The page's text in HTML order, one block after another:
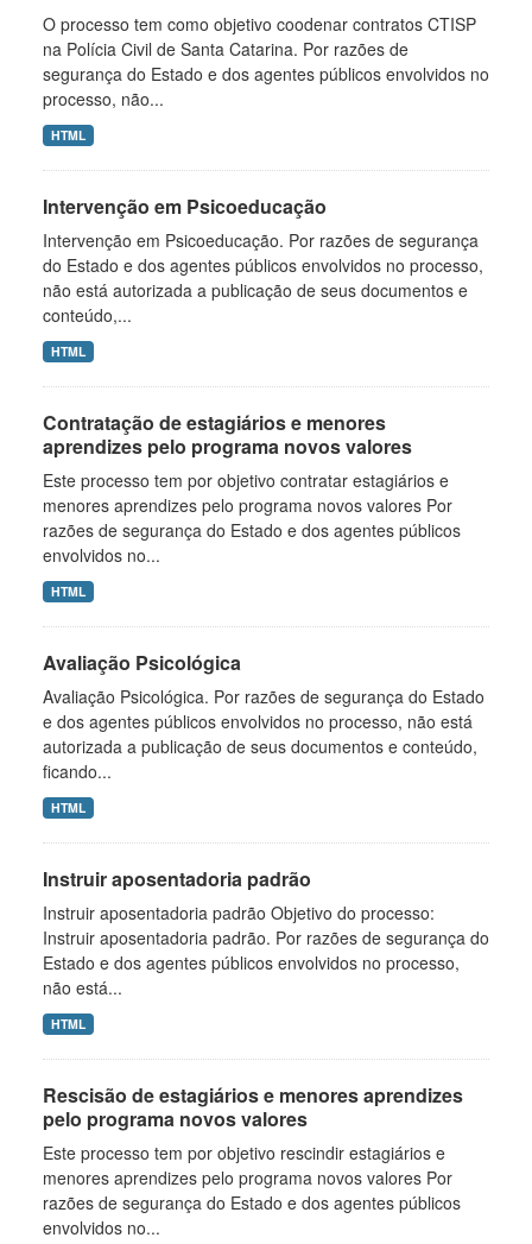
O processo tem como objetivo coodenar contratos CTISP
na Polícia Civil de Santa Catarina. Por razões de
segurança do Estado e dos agentes públicos envolvidos no
processo, não...
HTML
Intervenção em Psicoeducação
Intervenção em Psicoeducação. Por razões de segurança
do Estado e dos agentes públicos envolvidos no processo,
não está autorizada a publicação de seus documentos e
conteúdo,...
HTML
Contratação de estagiários e menores
aprendizes pelo programa novos valores
Este processo tem por objetivo contratar estagiários e
menores aprendizes pelo programa novos valores Por
razões de segurança do Estado e dos agentes públicos
envolvidos no...
HTML
Avaliação Psicológica
Avaliação Psicológica. Por razões de segurança do Estado
e dos agentes públicos envolvidos no processo, não está
autorizada a publicação de seus documentos e conteúdo,
ficando...
HTML
Instruir aposentadoria padrão
Instruir aposentadoria padrão Objetivo do processo:
Instruir aposentadoria padrão. Por razões de segurança do
Estado e dos agentes públicos envolvidos no processo,
não está...
HTML
Rescisão de estagiários e menores aprendizes
pelo programa novos valores
Este processo tem por objetivo rescindir estagiários e
menores aprendizes pelo programa novos valores Por
razões de segurança do Estado e dos agentes públicos
envolvidos no...